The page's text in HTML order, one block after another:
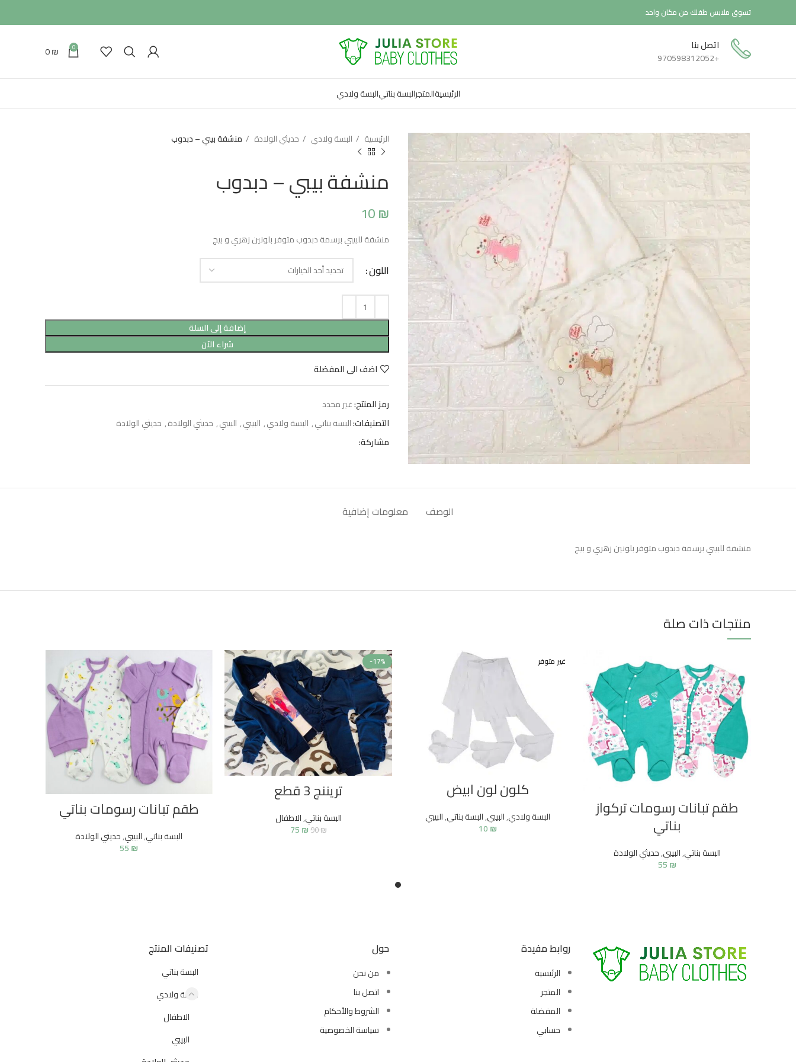
تسوق ملابس طفلك من مكان واحد
اتصل بنا
+970598312052
0
0₪
الرئيسيةالمتجرالبسة بناتيالبسة ولادي
الرئيسية البسة ولادي حديثي الولادة منشفة بيبي – دبدوب
منشفة بيبي – دبدوب
10₪
منشفة للبيبي برسمة دبدوب متوفر بلونين زهري و بيج
اللون
إضافة إلى السلة
شراء الآن
اضف الى المفضلة
رمز المنتج:غير محدد
التصنيفات:البسة بناتي, البسة ولادي, البيبي, البيبي, حديثي الولادة, حديثي الولادة
مشاركة:
الوصف معلومات إضافية
منشفة للبيبي برسمة دبدوب متوفر بلونين زهري و بيج
منتجات ذات صلة
طقم تبانات رسومات تركواز
بناتي
البسة بناتي,البيبي,حديثي الولادة
55₪
غير متوفر
كلون لون ابيض
البسة ولادي,البيبي,البسة بناتي,البيبي
10₪
-17%
تريننج 3 قطع
البسة بناتي,الاطفال
90₪ السعر الأصلي هو: 90 ₪.
75₪
طقم تبانات رسومات بناتي
البسة بناتي,البيبي,حديثي الولادة
55₪
روابط مفيدة
الرئيسية
المتجر
المفضلة
حسابي
حول
من نحن
اتصل بنا
الشروط والأحكام
سياسة الخصوصية
تصنيفات المنتج
البسة بناتي
البسة ولادي
الاطفال
البيبي